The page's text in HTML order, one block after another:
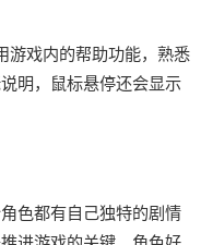
游戏内的帮助功能，熟悉
明，鼠标悬停还会显示
色都有自己独特的剧情